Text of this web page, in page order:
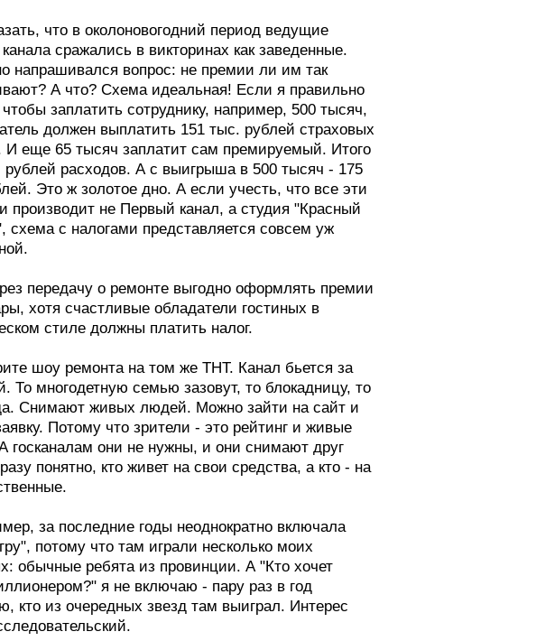
что в околоновогодний период ведущие
сражались в викторинах как заведенные.
напрашивался вопрос: не премии ли им так
А что? Схема идеальная! Если я правильно
заплатить сотруднику, например, 500 тысяч,
должен выплатить 151 тыс. руб­лей страховых
И еще 65 тысяч заплатит сам премируемый. Итого
рублей расходов. А с выигрыша в 500 тысяч - 175
Это ж золотое дно. А если учесть, что все эти
производит не Первый канал, а студия "Красный
схема с налогами представляется совсем уж
передачу о ремонте выгодно оформлять премии
хотя счастливые обладатели гостиных в
стиле должны платить налог.
шоу ремонта на том же ТНТ. Канал бьется за
То многодетную семью зазовут, то блокадницу, то
Снимают живых людей. Можно зайти на сайт и
Потому что зрители - это рейтинг и живые
госканалам они не нужны, и они снимают друг
понятно, кто живет на свои средства, а кто - на
за последние годы неоднократно включала
потому что там играли несколько моих
обычные ребята из провинции. А "Кто хочет
я не включаю - пару раз в год
кто из очередных звезд там выиграл. Интерес